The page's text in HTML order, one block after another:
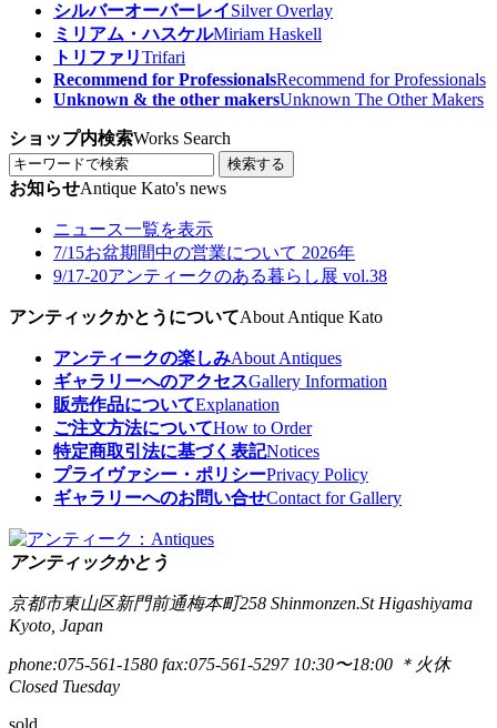
シルバーオーバーレイSilver Overlay
ミリアム・ハスケルMiriam Haskell
トリファリTrifari
Recommend for ProfessionalsRecommend for Professionals
Unknown & the other makersUnknown The Other Makers
ショップ内検索Works Search
検索する
お知らせAntique Kato's news
ニュース一覧を表示
7/15お盆期間中の営業について 2026年
9/17-20アンティークのある暮らし展 vol.38
アンティックかとうについてAbout Antique Kato
アンティークの楽しみAbout Antiques
ギャラリーへのアクセスGallery Information
販売作品についてExplanation
ご注文方法についてHow to Order
特定商取引法に基づく表記Notices
プライヴァシー・ポリシーPrivacy Policy
ギャラリーへのお問い合せContact for Gallery
アンティックかとう
京都市東山区新門前通梅本町258 Shinmonzen.St Higashiyama
Kyoto, Japan
phone:075-561-1580 fax:075-561-5297 10:30〜18:00 ＊火休
Closed Tuesday
sold